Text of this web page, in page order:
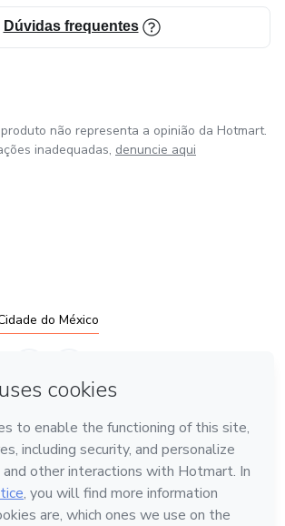
Dúvidas frequentes
não representa a opinião da Hotmart.
inadequadas, denuncie aqui
do México